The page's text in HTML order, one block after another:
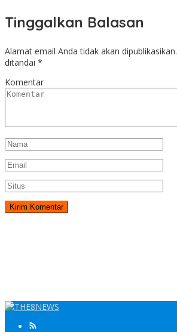
Tinggalkan Balasan
Alamat email Anda tidak akan dipublikasikan.
ditandai *
Komentar